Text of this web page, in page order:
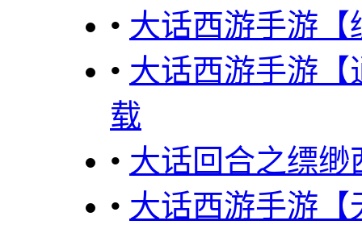
• 大话西游手游
• 大话西游手游
载
• 大话回合之缥
• 大话西游手游